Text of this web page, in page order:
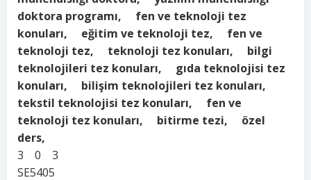
doktora programı, fen ve teknoloji tez
konuları, eğitim ve teknoloji tez, fen ve
teknoloji tez, teknoloji tez konuları, bilgi
teknolojileri tez konuları, gıda teknolojisi tez
konuları, bilişim teknolojileri tez konuları,
tekstil teknolojisi tez konuları, fen ve
teknoloji tez konuları, bitirme tezi, özel
ders,
3 0 3
SE5405